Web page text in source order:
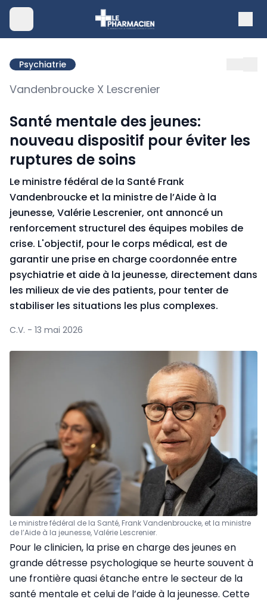
Psychiatrie
Vandenbroucke X Lescrenier
Santé mentale des jeunes:
nouveau dispositif pour éviter les
ruptures de soins
Le ministre fédéral de la Santé Frank
Vandenbroucke et la ministre de l’Aide à la
jeunesse, Valérie Lescrenier, ont annoncé un
renforcement structurel des équipes mobiles de
crise. L'objectif, pour le corps médical, est de
garantir une prise en charge coordonnée entre
psychiatrie et aide à la jeunesse, directement dans
les milieux de vie des patients, pour tenter de
stabiliser les situations les plus complexes.
C.V. - 13 mai 2026
Le ministre fédéral de la Santé, Frank Vandenbroucke, et la ministre
de l’Aide à la jeunesse, Valérie Lescrenier.
Pour le clinicien, la prise en charge des jeunes en
grande détresse psychologique se heurte souvent à
une frontière quasi étanche entre le secteur de la
santé mentale et celui de l’aide à la jeunesse. Cette